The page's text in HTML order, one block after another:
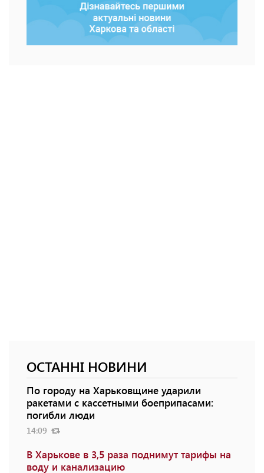
ОСТАННІ НОВИНИ
По городу на Харьковщине ударили
ракетами с кассетными боеприпасами:
погибли люди
14:09
В Харькове в 3,5 раза поднимут тарифы на
воду и канализацию